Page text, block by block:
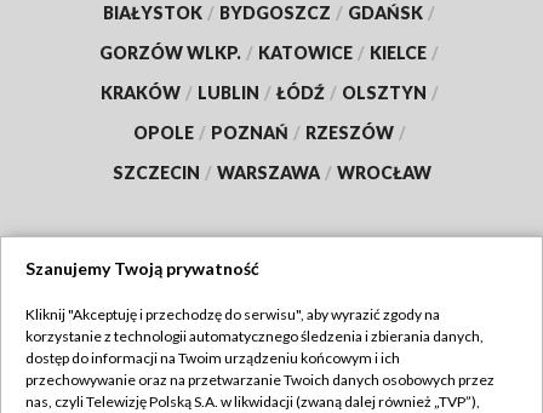
BIAŁYSTOK / BYDGOSZCZ / GDAŃSK /
GORZÓW WLKP. / KATOWICE / KIELCE /
KRAKÓW / LUBLIN / ŁÓDŹ / OLSZTYN /
OPOLE / POZNAŃ / RZESZÓW /
SZCZECIN / WARSZAWA / WROCŁAW
TVP
Abonament TVP
Regulamin TVP
Szanujemy Twoją prywatność
Kliknij "Akceptuję i przechodzę do serwisu", aby wyrazić zgody na
korzystanie z technologii automatycznego śledzenia i zbierania danych,
dostęp do informacji na Twoim urządzeniu końcowym i ich
przechowywanie oraz na przetwarzanie Twoich danych osobowych przez
nas, czyli Telewizję Polską S.A. w likwidacji (zwaną dalej również „TVP”),